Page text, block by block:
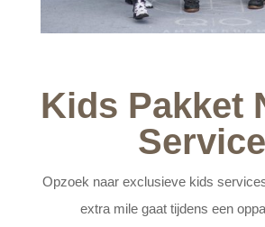
Kids Pakket
Service
Opzoek naar exclusieve kids
extra mile gaat tijdens een